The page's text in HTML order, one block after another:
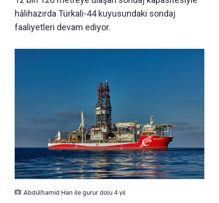
hâlihazırda Türkali-44 kuyusundaki sondaj
faaliyetleri devam ediyor.
Abdülhamid Han ile gurur dolu 4 yıl